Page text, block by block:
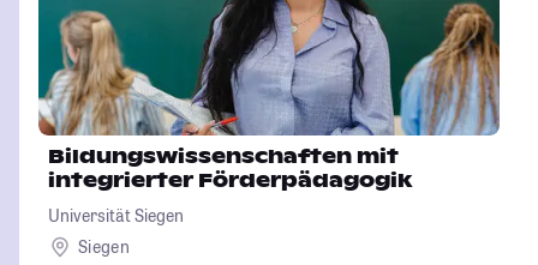
Bildungswissenschaften mit
integrierter Förderpädagogik
Universität Siegen
Siegen